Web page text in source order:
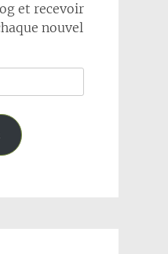
et recevoir
nouvel